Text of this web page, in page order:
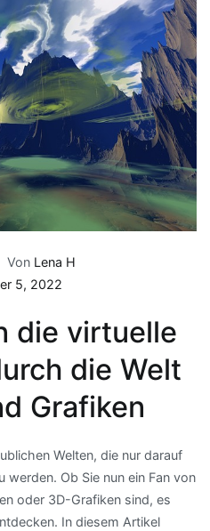
Von Lena H
5, 2022
die virtuelle
die Welt
Grafiken
Welten, die nur darauf
Ob Sie nun ein Fan von
oder 3D-Grafiken sind, es
In diesem Artikel